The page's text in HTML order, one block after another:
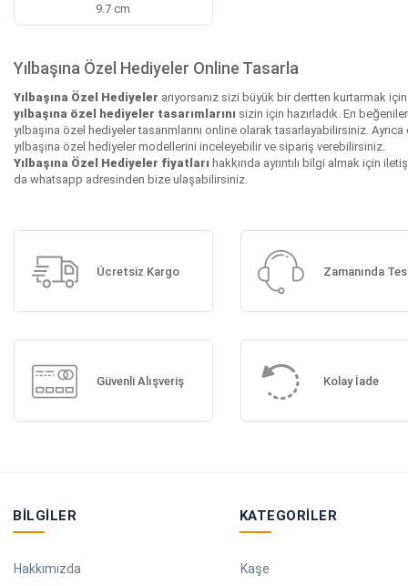
9.7 cm
Yılbaşına Özel Hediyeler Online Tasarla
Yılbaşına Özel Hediyeler arıyorsanız sizi büyük bir dertten kurtarmak için
yılbaşına özel hediyeler tasarımlarını sizin için hazırladık. En
yılbaşına özel hediyeler tasarımlarını online olarak tasarlayabilirsiniz.
yılbaşına özel hediyeler modellerini inceleyebilir ve sipariş verebilirsiniz.
Yılbaşına Özel Hediyeler fiyatları hakkında ayrıntılı bilgi almak için
da whatsapp adresinden bize ulaşabilirsiniz.
Ücretsiz Kargo Zamanında
Güvenli Alışveriş Kolay İade
BILGILER
Hakkımızda
KATEGORILER
Kaşe